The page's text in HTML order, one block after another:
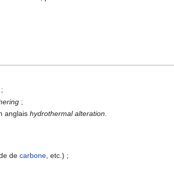
;
;
anglaishydrothermal alteration
decarbone , etc.) ;